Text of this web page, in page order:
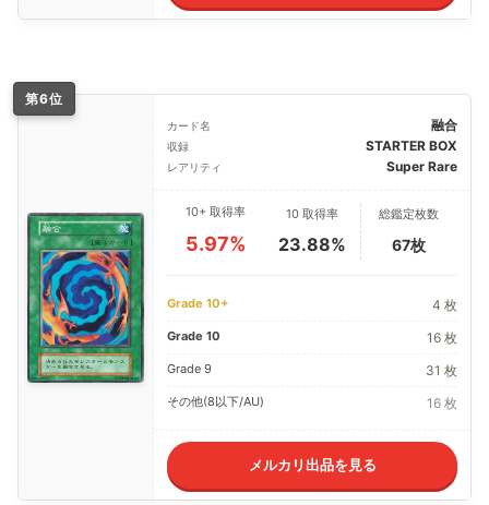
第6位
カード名 融合
収録 STARTER BOX
レアリティ Super Rare
10+ 取得率
5.97%
10 取得率
23.88%
総鑑定枚数
67枚
Grade 10+ 4 枚
Grade 10 16 枚
Grade 9 31 枚
その他(8以下/AU) 16 枚
メルカリ出品を見る